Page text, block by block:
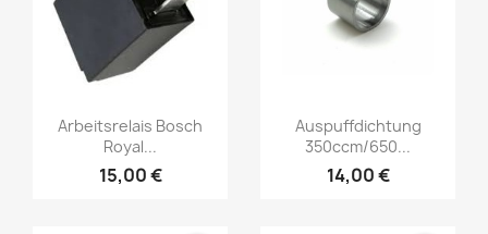
Arbeitsrelais Bosch
Royal...
15,00 €
Auspuffdichtung
350ccm/650...
14,00 €